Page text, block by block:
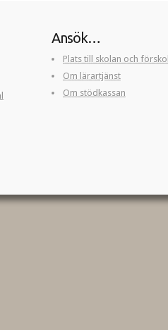
Ansök…
Plats till skolan och
Om lärartjänst
Om stödkassan